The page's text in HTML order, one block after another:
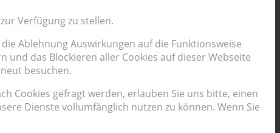
Verfügung zu stellen.
Ablehnung Auswirkungen auf die Funktionsweise
das Blockieren aller Cookies auf dieser Webseite
besuchen.
Cookies gefragt werden, erlauben Sie uns bitte, einen
Dienste vollumfänglich nutzen zu können. Wenn Sie